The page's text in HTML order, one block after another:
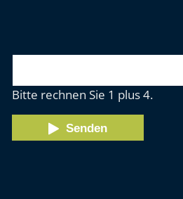
Bitte rechnen Sie 1 plus 4.
Senden